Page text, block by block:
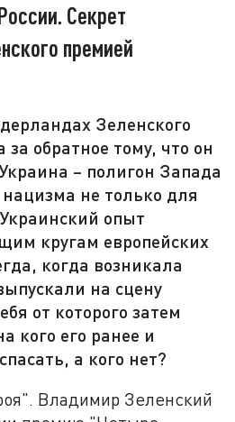
Секрет
премией
Зеленского
обратное тому, что он
– полигон Запада
не только для
опыт
кругам европейских
когда возникала
на сцену
от которого затем
кого его ранее и
а кого нет?
Владимир Зеленский